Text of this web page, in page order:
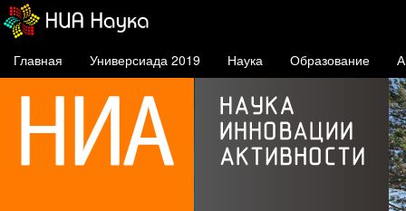
Главная Универсиада 2019 Наука Образование